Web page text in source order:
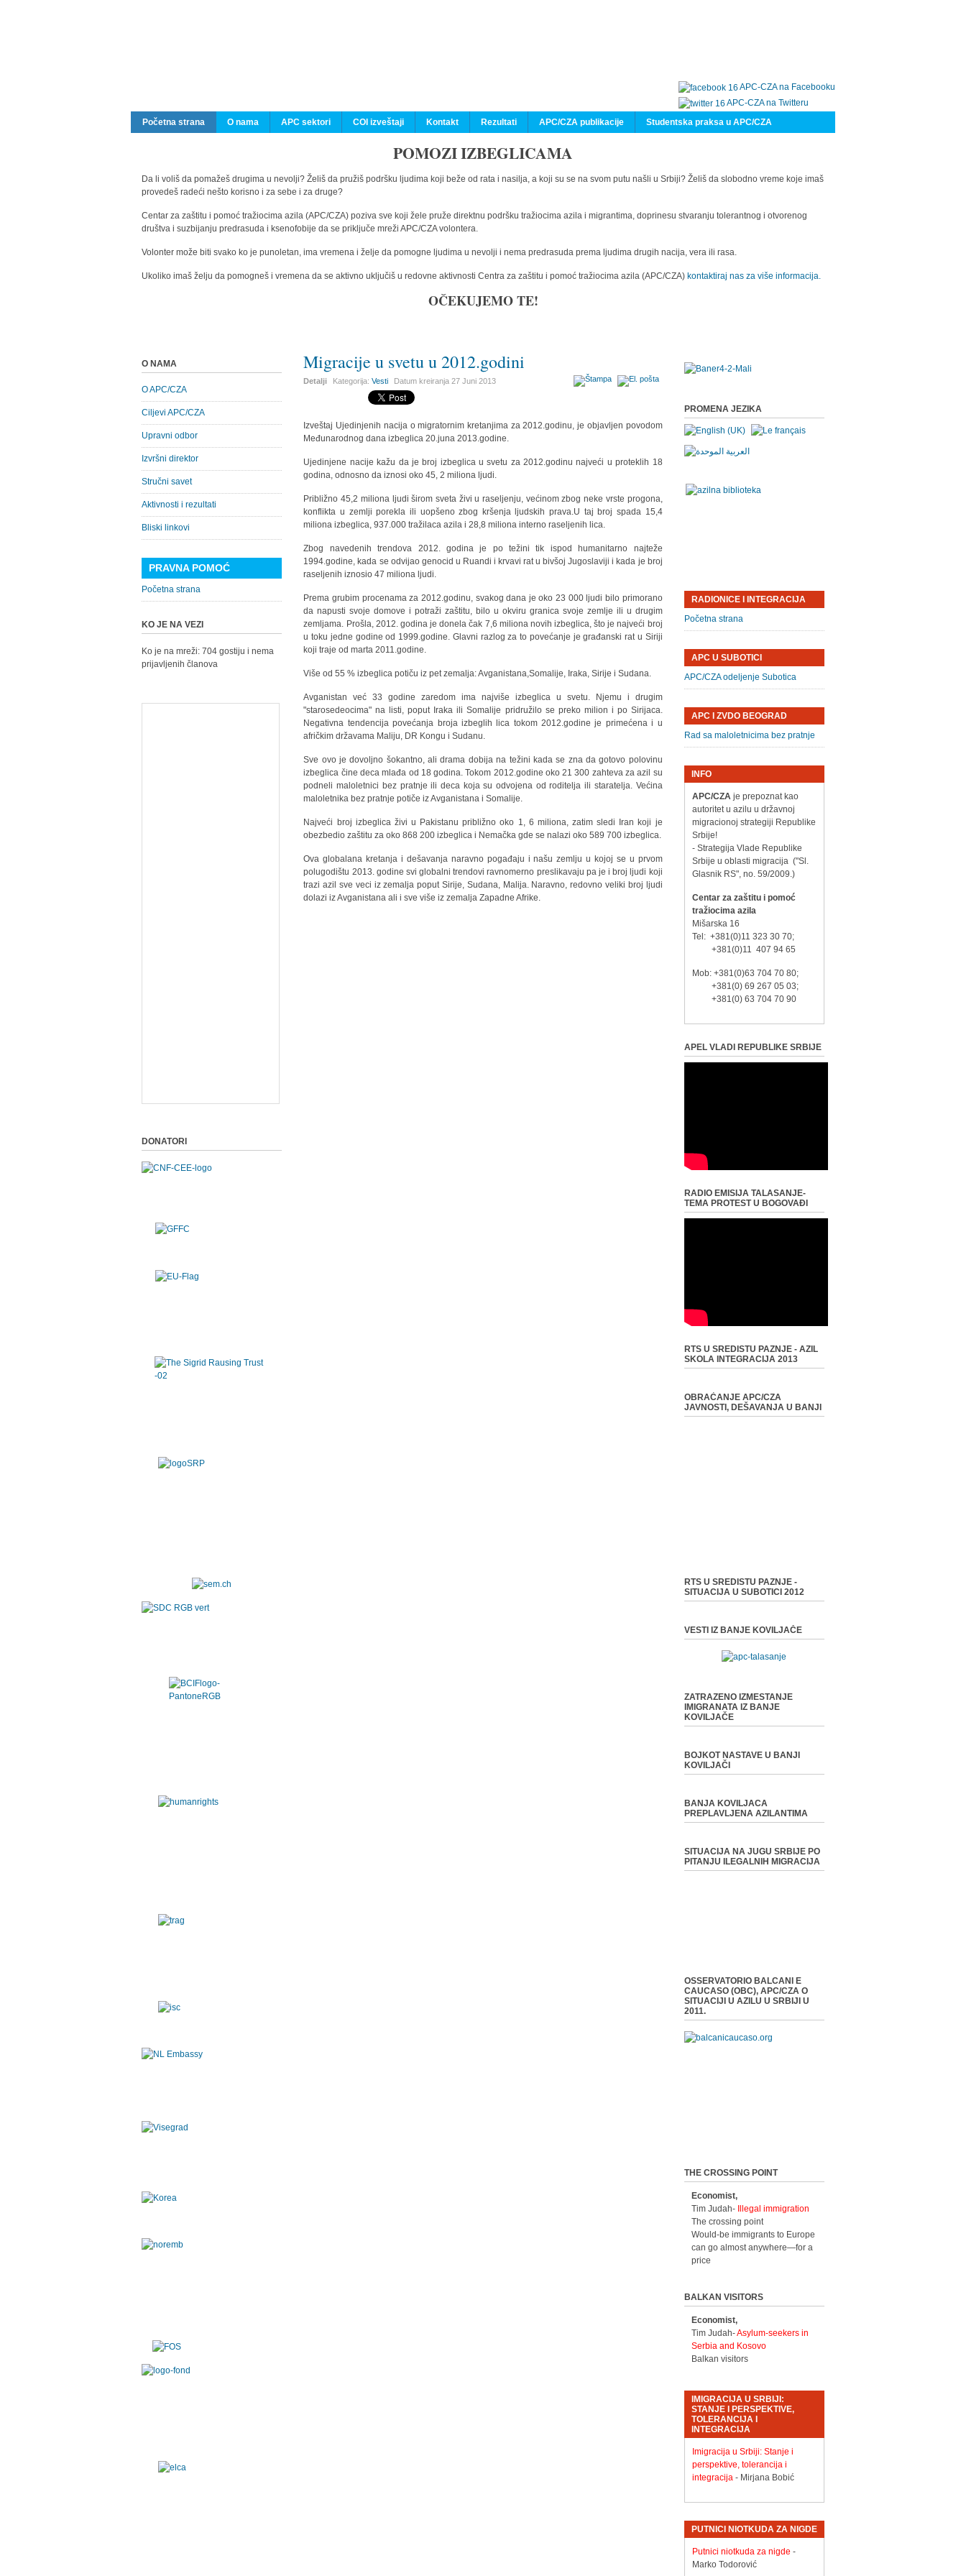
APC-CZA na Facebooku
APC-CZA na Twitteru
Početna strana
O nama APC sektori COI izveštaji Kontakt Rezultati APC/CZA publikacije Studentska praksa u APC/CZA
POMOZI IZBEGLICAMA
Da li voliš da pomažeš drugima u nevolji? Želiš da pružiš podršku ljudima koji beže od rata i nasilja, a koji su se na svom putu našli u Srbiji? Želiš da slobodno vreme koje imaš
provedeš radeći nešto korisno i za sebe i za druge?
Centar za zaštitu i pomoć tražiocima azila (APC/CZA) poziva sve koji žele pruže direktnu podršku tražiocima azila i migrantima, doprinesu stvaranju tolerantnog i otvorenog
društva i suzbijanju predrasuda i ksenofobije da se priključe mreži APC/CZA volontera.
Volonter može biti svako ko je punoletan, ima vremena i želje da pomogne ljudima u nevolji i nema predrasuda prema ljudima drugih nacija, vera ili rasa.
Ukoliko imaš želju da pomogneš i vremena da se aktivno uključiš u redovne aktivnosti Centra za zaštitu i pomoć tražiocima azila (APC/CZA) kontaktiraj nas za više informacija.
OČEKUJEMO TE!
Migracije u svetu u 2012.godini
Detalji Kategorija:Vesti Datum kreiranja27 Juni 2013
Izveštaj Ujedinjenih nacija o migratornim kretanjima za 2012.godinu, je objavljen povodom
Međunarodnog dana izbeglica 20.juna 2013.godine.
Ujedinjene nacije kažu da je broj izbeglica u svetu za 2012.godinu najveći u proteklih 18
godina, odnosno da iznosi oko 45, 2 miliona ljudi.
Približno 45,2 miliona ljudi širom sveta živi u raseljenju, većinom zbog neke vrste progona,
konflikta u zemlji porekla ili uopšeno zbog kršenja ljudskih prava.U taj broj spada 15,4
miliona izbeglica, 937.000 tražilaca azila i 28,8 miliona interno raseljenih lica.
Zbog navedenih trendova 2012. godina je po težini tik ispod humanitarno najteže
1994.godine, kada se odvijao genocid u Ruandi i krvavi rat u bivšoj Jugoslaviji i kada je broj
raseljenih iznosio 47 miliona ljudi.
Prema grubim procenama za 2012.godinu, svakog dana je oko 23 000 ljudi bilo primorano
da napusti svoje domove i potraži zaštitu, bilo u okviru granica svoje zemlje ili u drugim
zemljama. Prošla, 2012. godina je donela čak 7,6 miliona novih izbeglica, što je najveći broj
u toku jedne godine od 1999.godine. Glavni razlog za to povećanje je građanski rat u Siriji
koji traje od marta 2011.godine.
Više od 55 % izbeglica potiču iz pet zemalja: Avganistana,Somalije, Iraka, Sirije i Sudana.
Avganistan već 33 godine zaredom ima najviše izbeglica u svetu. Njemu i drugim
"starosedeocima" na listi, poput Iraka ili Somalije pridružilo se preko milion i po Sirijaca.
Negativna tendencija povećanja broja izbeglih lica tokom 2012.godine je primećena i u
afričkim državama Maliju, DR Kongu i Sudanu.
Sve ovo je dovoljno šokantno, ali drama dobija na težini kada se zna da gotovo polovinu
izbeglica čine deca mlađa od 18 godina. Tokom 2012.godine oko 21 300 zahteva za azil su
podneli maloletnici bez pratnje ili deca koja su odvojena od roditelja ili staratelja. Većina
maloletnika bez pratnje potiče iz Avganistana i Somalije.
Najveći broj izbeglica živi u Pakistanu približno oko 1, 6 miliona, zatim sledi Iran koji je
obezbedio zaštitu za oko 868 200 izbeglica i Nemačka gde se nalazi oko 589 700 izbeglica.
Ova globalana kretanja i dešavanja naravno pogađaju i našu zemlju u kojoj se u prvom
polugodištu 2013. godine svi globalni trendovi ravnomerno preslikavaju pa je i broj ljudi koji
trazi azil sve veci iz zemalja poput Sirije, Sudana, Malija. Naravno, redovno veliki broj ljudi
dolazi iz Avganistana ali i sve više iz zemalja Zapadne Afrike.
O NAMA
O APC/CZA
Ciljevi APC/CZA
Upravni odbor
Izvršni direktor
Stručni savet
Aktivnosti i rezultati
Bliski linkovi
PRAVNA POMOĆ
Početna strana
KO JE NA VEZI
Ko je na mreži: 704 gostiju i nema
prijavljenih članova
DONATORI
PROMENA JEZIKA
RADIONICE I INTEGRACIJA
Početna strana
APC U SUBOTICI
APC/CZA odeljenje Subotica
APC I ZVDO BEOGRAD
Rad sa maloletnicima bez pratnje
INFO
APC/CZAje prepoznat kao
autoritet u azilu u državnoj
migracionoj strategiji Republike
Srbije!
- Strategija Vlade Republike
Srbije u oblasti migracija ("Sl.
Glasnik RS", no. 59/2009.)
Centar za zaštitu i pomoć
tražiocima azila
Mišarska 16
Tel: +381(0)11 323 30 70;
+381(0)11 407 94 65
Mob: +381(0)63 704 70 80;
+381(0) 69 267 05 03;
+381(0) 63 704 70 90
APEL VLADI REPUBLIKE SRBIJE
RADIO EMISIJA TALASANJE-
TEMA PROTEST U BOGOVAĐI
RTS U SREDISTU PAZNJE - AZIL
SKOLA INTEGRACIJA 2013
OBRAĆANJE APC/CZA
JAVNOSTI, DEŠAVANJA U BANJI
RTS U SREDISTU PAZNJE -
SITUACIJA U SUBOTICI 2012
VESTI IZ BANJE KOVILJAČE
ZATRAZENO IZMESTANJE
IMIGRANATA IZ BANJE
KOVILJAČE
BOJKOT NASTAVE U BANJI
KOVILJAČI
BANJA KOVILJACA
PREPLAVLJENA AZILANTIMA
SITUACIJA NA JUGU SRBIJE PO
PITANJU ILEGALNIH MIGRACIJA
OSSERVATORIO BALCANI E
CAUCASO (OBC), APC/CZA O
SITUACIJI U AZILU U SRBIJI U
2011.
THE CROSSING POINT
Economist,
Tim Judah-
Illegal immigration
The crossing point
Would-be immigrants to Europe
can go almost anywhere—for a
price
BALKAN VISITORS
Economist,
Tim Judah-Asylum-seekers in
Serbia and Kosovo
Balkan visitors
IMIGRACIJA U SRBIJI:
STANJE I PERSPEKTIVE,
TOLERANCIJA I
INTEGRACIJA
Imigracija u Srbiji: Stanje i
perspektive, tolerancija i
integracija- Mirjana Bobić
PUTNICI NIOTKUDA ZA NIGDE
Putnici niotkuda za nigde -
Marko Todorović